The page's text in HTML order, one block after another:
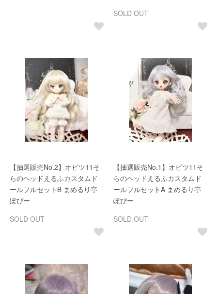
SOLD OUT
【抽選販売No.2】オビツ11そ
らのヘッドえるふカスタムド
ールフルセットB まめるり亭
ぽぴー
SOLD OUT
【抽選販売No.1】オビツ11そ
らのヘッドえるふカスタムド
ールフルセットA まめるり亭
ぽぴー
SOLD OUT